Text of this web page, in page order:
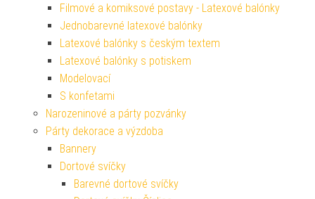
Filmové a komiksové postavy - Latexové balónky
Jednobarevné latexové balónky
Latexové balónky s českým textem
Latexové balónky s potiskem
Modelovací
S konfetami
Narozeninové a párty pozvánky
Párty dekorace a výzdoba
Bannery
Dortové svíčky
Barevné dortové svíčky